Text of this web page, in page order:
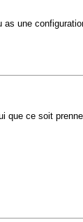
une
que ce soit